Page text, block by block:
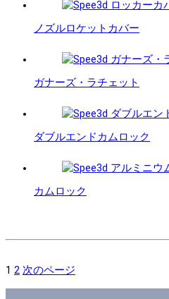
ノズルロケットカバー
ガナーズ・ラチェット
ダブルエンドカムロック
カムロック
1 2 次のページ